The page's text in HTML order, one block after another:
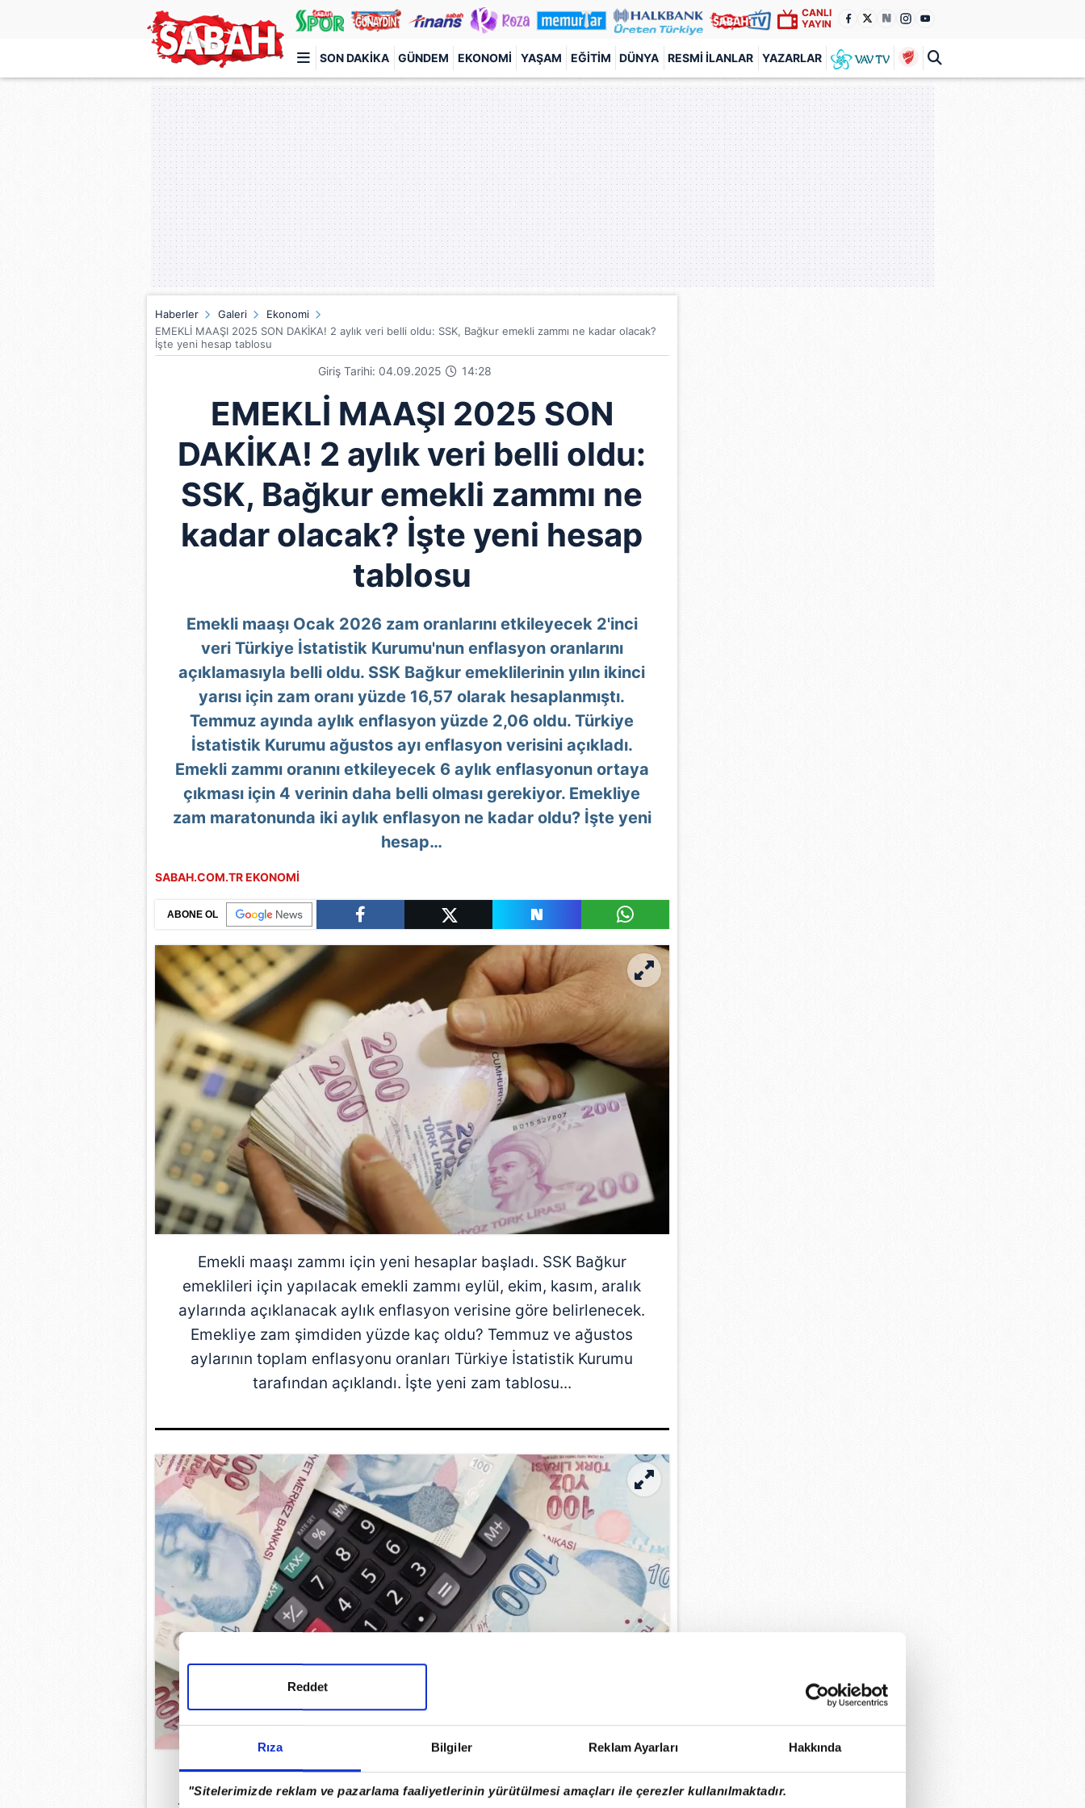
Rıza Bilgiler Reklam Ayarları Hakkında
"Sitelerimizde reklam ve pazarlama faaliyetlerinin yürütülmesi amaçları ile çerezler kullanılmaktadır.
Reddet
CANLI
YAYIN
SON DAKIKA GÜNDEM EKONOMI YAŞAM EĞITIM DÜNYA RESMI İLANLAR YAZARLAR
Türkiye'nin en iyi haber sitesi
Haberler Galeri
Ekonomi
EMEKLİ MAAŞI 2025 SON DAKİKA! 2 aylık veri belli oldu: SSK, Bağkur emekli zammı ne kadar olacak?
İşte yeni hesap tablosu
Giriş Tarihi: 04.09.2025 14:28
EMEKLİ MAAŞI 2025 SON
DAKİKA! 2 aylık veri belli oldu:
SSK, Bağkur emekli zammı ne
kadar olacak? İşte yeni hesap
tablosu
Emekli maaşı Ocak 2026 zam oranlarını etkileyecek 2'inci
veri Türkiye İstatistik Kurumu'nun enflasyon oranlarını
açıklamasıyla belli oldu. SSK Bağkur emeklilerinin yılın ikinci
yarısı için zam oranı yüzde 16,57 olarak hesaplanmıştı.
Temmuz ayında aylık enflasyon yüzde 2,06 oldu. Türkiye
İstatistik Kurumu ağustos ayı enflasyon verisini açıkladı.
Emekli zammı oranını etkileyecek 6 aylık enflasyonun ortaya
çıkması için 4 verinin daha belli olması gerekiyor. Emekliye
zam maratonunda iki aylık enflasyon ne kadar oldu? İşte yeni
hesap…
SABAH.COM.TR EKONOMİ
ABONE OL
Emekli maaşı zammı için yeni hesaplar başladı. SSK Bağkur
emeklileri için yapılacak emekli zammı eylül, ekim, kasım, aralık
aylarında açıklanacak aylık enflasyon verisine göre belirlenecek.
Emekliye zam şimdiden yüzde kaç oldu? Temmuz ve ağustos
aylarının toplam enflasyonu oranları Türkiye İstatistik Kurumu
tarafından açıklandı. İşte yeni zam tablosu...
AĞUSTOS ENFLASYONU NE KADAR OLDU?